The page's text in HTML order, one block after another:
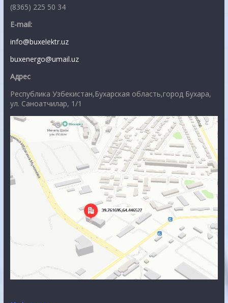
(8365) 225 50 34
E-mail:
info@buxelektr.uz
buxenergo@umail.uz
Адрес
Республика Узбекистан,Бухарская область,город Бухара,
ул. Саноатчилар, 1/1